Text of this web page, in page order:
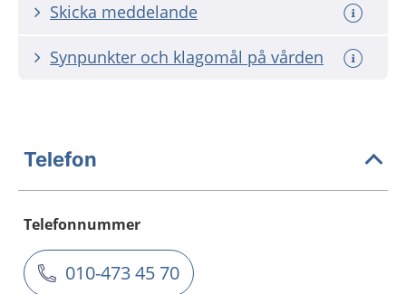
Skicka meddelande
Synpunkter och klagomål på vården
Telefon
Telefonnummer
010-473 45 70